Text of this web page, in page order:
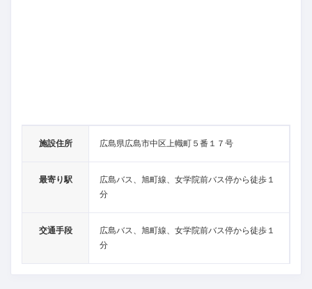
施設住所 広島県広島市中区上幟町５番１７号
最寄り駅
広島バス、旭町線、女学院前バス停から徒歩１
分
交通手段
広島バス、旭町線、女学院前バス停から徒歩１
分